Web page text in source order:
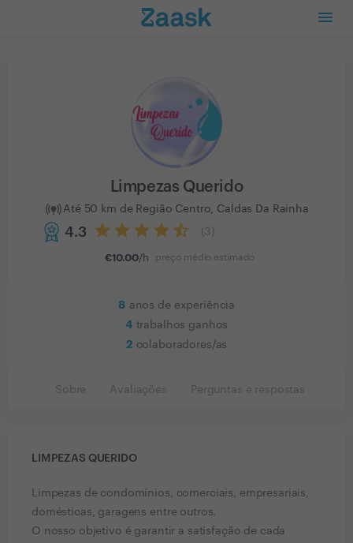
Limpezas Querido
Até 50 km de Região Centro, Caldas Da Rainha
4.3 3
€10.00/h preço médio estimado
8 anos de experiência
4 trabalhos ganhos
2 colaboradores/as
Sobre Avaliações Perguntas e respostas
LIMPEZAS QUERIDO
Limpezas de condomínios, comerciais, empresariais,
domésticas, garagens entre outros.
O nosso objetivo é garantir a satisfação de cada